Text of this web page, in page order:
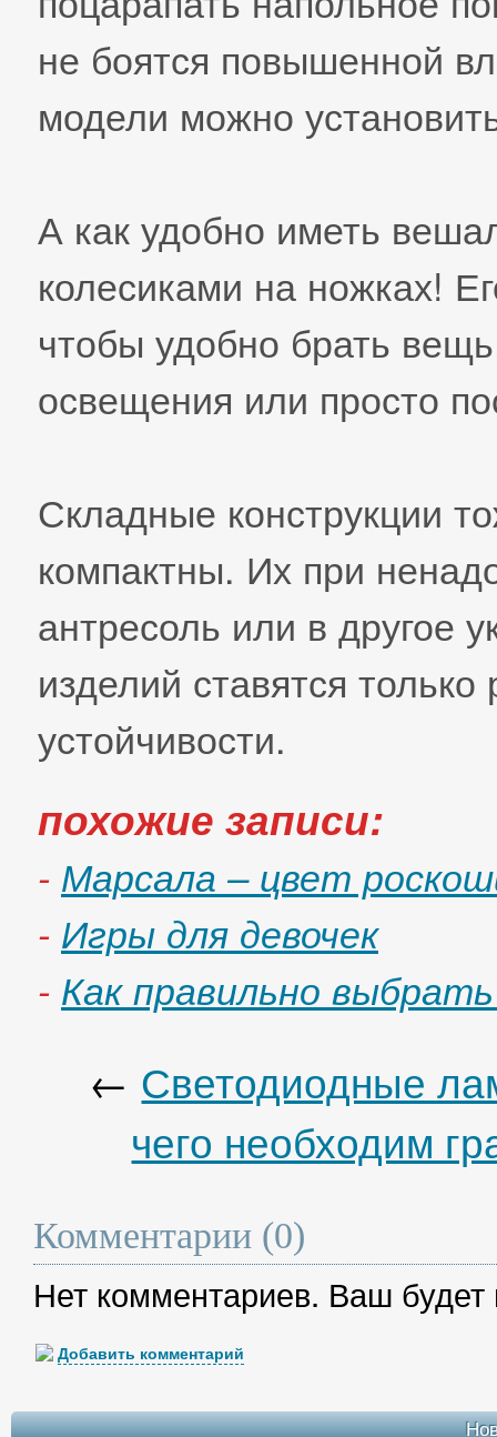
не боятся повышенной
модели можно
А как удобно иметь
колесиками на ножках!
чтобы удобно брать
освещения или просто
Складные конструкции
компактны. Их при
антресоль или в другое
изделий ставятся
устойчивости.
похожие записи:
- Марсала – цвет
- Игры для девочек
- Как правильно
← Светодиодные
чего необходим
Комментарии (0)
Нет комментариев. Ваш
Добавить комментарий